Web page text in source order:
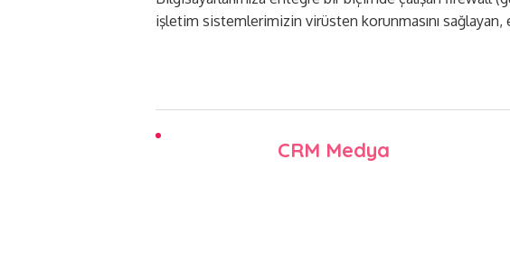
işletim sistemlerimizin virüsten korunmasını sağlayan,
CRM Medya